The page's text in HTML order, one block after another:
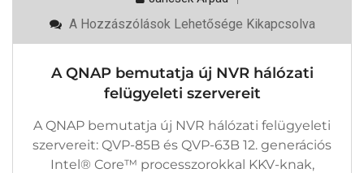
A
Bemutatja
NVR
Hálózati
Felügyeleti
Bejegyzéshez
A Hozzászólások Lehetősége Kikapcsolva
A QNAP bemutatja új NVR hálózati
felügyeleti szervereit
A QNAP bemutatja új NVR hálózati felügyeleti
szervereit: QVP-85B és QVP-63B 12. generációs
Intel® Core™ processzorokkal KKV-knak,